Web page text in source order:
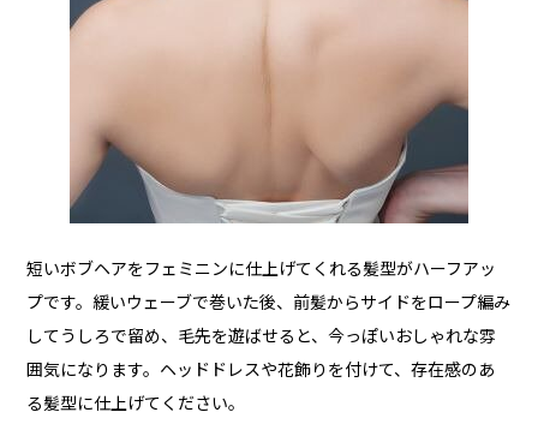
短いボブヘアをフェミニンに仕上げてくれる髪型がハーフアッ
プです。緩いウェーブで巻いた後、前髪からサイドをロープ編み
してうしろで留め、毛先を遊ばせると、今っぽいおしゃれな雰
囲気になります。ヘッドドレスや花飾りを付けて、存在感のあ
る髪型に仕上げてください。